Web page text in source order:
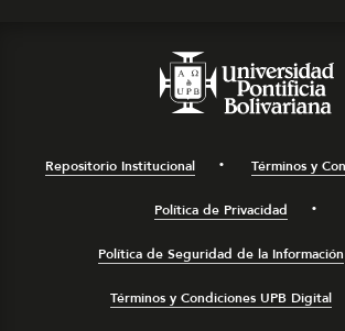
Repositorio Institucional Términos y
Política de Privacidad
Política de Seguridad de la Información
Términos y Condiciones UPB Digital